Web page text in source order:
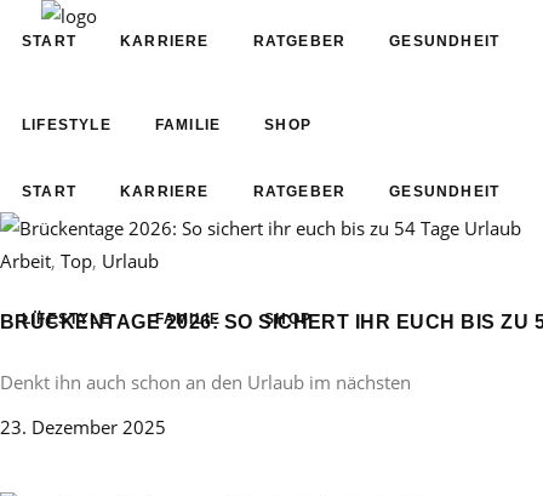
START KARRIERE RATGEBER GESUNDHEIT
LIFESTYLE FAMILIE SHOP
START KARRIERE RATGEBER GESUNDHEIT
LIFESTYLE FAMILIE SHOP
Arbeit, Top, Urlaub
BRÜCKENTAGE 2026: SO SICHERT IHR EUCH BIS ZU
Denkt ihn auch schon an den Urlaub im nächsten
23. Dezember 2025